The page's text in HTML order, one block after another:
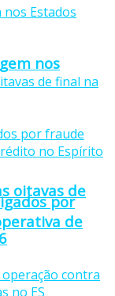
oitavas de
nos
por
de